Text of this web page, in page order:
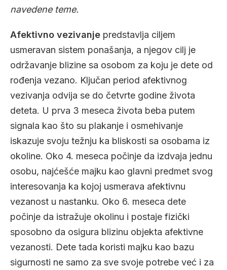
navedene teme.
Afektivno vezivanje predstavlja ciljem
usmeravan sistem ponašanja, a njegov cilj je
održavanje blizine sa osobom za koju je dete od
rođenja vezano. Ključan period afektivnog
vezivanja odvija se do četvrte godine života
deteta. U prva 3 meseca života beba putem
signala kao što su plakanje i osmehivanje
iskazuje svoju težnju ka bliskosti sa osobama iz
okoline. Oko 4. meseca počinje da izdvaja jednu
osobu, najćešće majku kao glavni predmet svog
interesovanja ka kojoj usmerava afektivnu
vezanost u nastanku. Oko 6. meseca dete
počinje da istražuje okolinu i postaje fizički
sposobno da osigura blizinu objekta afektivne
vezanosti. Dete tada koristi majku kao bazu
sigurnosti ne samo za sve svoje potrebe već i za